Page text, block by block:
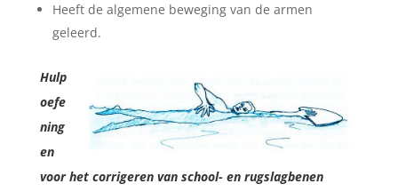
Heeft de algemene beweging van de armen
geleerd.
Hulp
oefe
ning
en
voor het corrigeren van school- en rugslagbenen